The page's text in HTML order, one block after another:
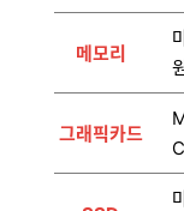
메모리
그래픽카드